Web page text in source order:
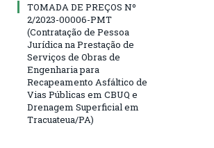
TOMADA DE PREÇOS Nº
2/2023-00006-PMT
(Contratação de Pessoa
Jurídica na Prestação de
Serviços de Obras de
Engenharia para
Recapeamento Asfáltico de
Vias Públicas em CBUQ e
Drenagem Superficial em
Tracuateua/PA)